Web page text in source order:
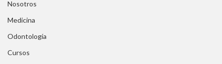
Nosotros
Medicina
Odontología
Cursos